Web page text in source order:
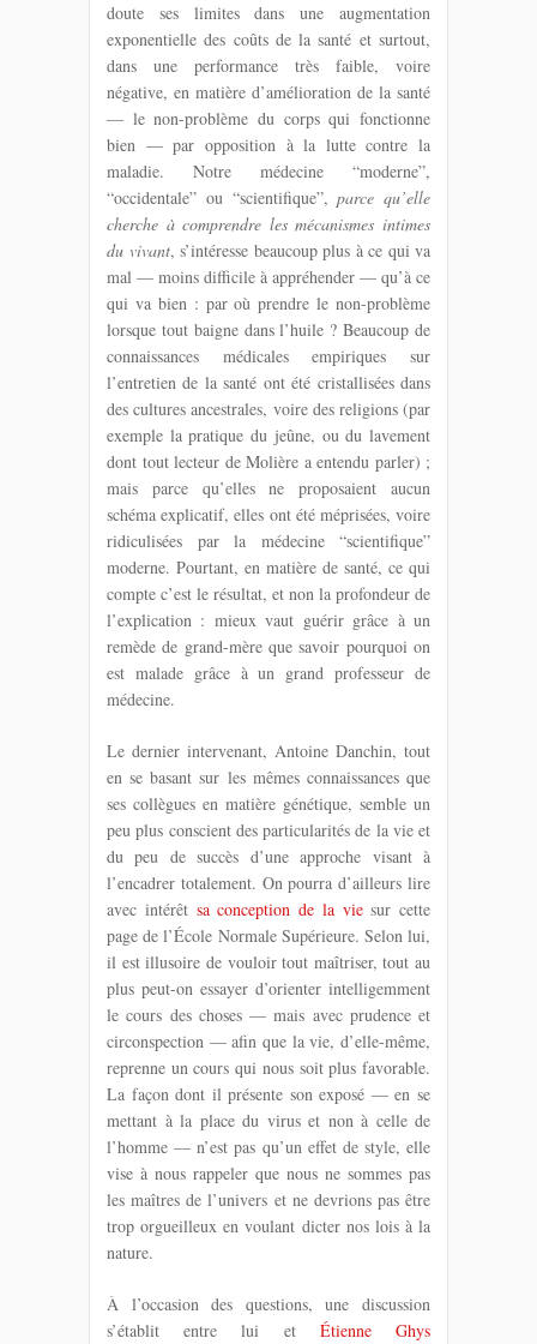
doute ses limites dans une augmentation
exponentielle des coûts de la santé et surtout,
dans une performance très faible, voire
négative, en matière d’amélioration de la santé
— le non-problème du corps qui fonctionne
bien — par opposition à la lutte contre la
maladie. Notre médecine “moderne”,
“occidentale” ou “scientifique”,parce qu’elle
cherche à comprendre les mécanismes intimes
du vivant, s’intéresse beaucoup plus à ce qui va
mal — moins difficile à appréhender — qu’à ce
qui va bien : par où prendre le non-problème
lorsque tout baigne dans l’huile ? Beaucoup de
connaissances médicales empiriques sur
l’entretien de la santé ont été cristallisées dans
des cultures ancestrales, voire des religions (par
exemple la pratique du jeûne, ou du lavement
dont tout lecteur de Molière a entendu parler) ;
mais parce qu’elles ne proposaient aucun
schéma explicatif, elles ont été méprisées, voire
ridiculisées par la médecine “scientifique”
moderne. Pourtant, en matière de santé, ce qui
compte c’est le résultat, et non la profondeur de
l’explication : mieux vaut guérir grâce à un
remède de grand-mère que savoir pourquoi on
est malade grâce à un grand professeur de
médecine.
Le dernier intervenant, Antoine Danchin, tout
en se basant sur les mêmes connaissances que
ses collègues en matière génétique, semble un
peu plus conscient des particularités de la vie et
du peu de succès d’une approche visant à
l’encadrer totalement. On pourra d’ailleurs lire
avec intérêt sa conception de la viesur cette
page de l’École Normale Supérieure. Selon lui,
il est illusoire de vouloir tout maîtriser, tout au
plus peut-on essayer d’orienter intelligemment
le cours des choses — mais avec prudence et
circonspection — afin que la vie, d’elle-même,
reprenne un cours qui nous soit plus favorable.
La façon dont il présente son exposé — en se
mettant à la place du virus et non à celle de
l’homme — n’est pas qu’un effet de style, elle
vise à nous rappeler que nous ne sommes pas
les maîtres de l’univers et ne devrions pas être
trop orgueilleux en voulant dicter nos lois à la
nature.
À l’occasion des questions, une discussion
s’établit entre lui et Étienne Ghys